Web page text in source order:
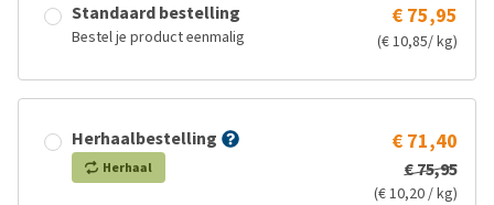
Standaard bestelling
Bestel je product eenmalig
€ 75,95
(€ 10,85/ kg)
Herhaalbestelling
Herhaal
€ 71,40
€ 75,95
(€ 10,20 / kg)